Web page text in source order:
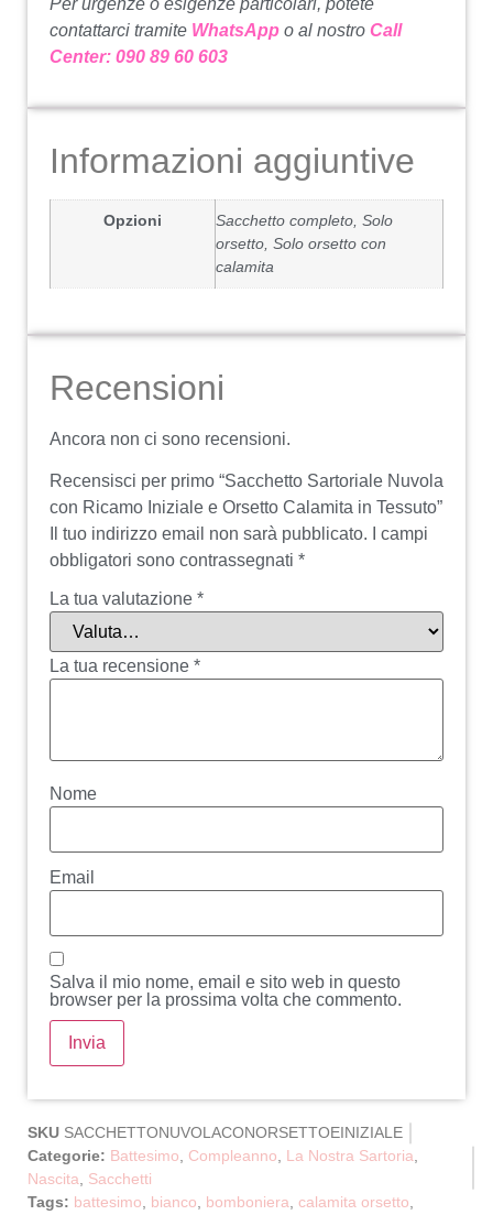
Per urgenze o esigenze particolari, potete
contattarci tramite WhatsApp o al nostro Call
Center: 090 89 60 603
Informazioni aggiuntive
Opzioni
Sacchetto completo, Solo
orsetto, Solo orsetto con
calamita
Recensioni
Ancora non ci sono recensioni.
Recensisci per primo “Sacchetto Sartoriale Nuvola
con Ricamo Iniziale e Orsetto Calamita in Tessuto”
Il tuo indirizzo email non sarà pubblicato.
I campi
obbligatori sono contrassegnati *
La tua valutazione *
La tua recensione *
Nome
Email
Salva il mio nome, email e sito web in questo
browser per la prossima volta che commento.
SKU SACCHETTONUVOLACONORSETTOEINIZIALE
Categorie: Battesimo, Compleanno, La Nostra Sartoria,
Nascita, Sacchetti
Tags: battesimo, bianco, bomboniera, calamita orsetto,